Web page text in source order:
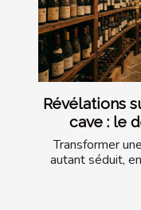
Révélations
cave : le
Transformer
autant séduit,